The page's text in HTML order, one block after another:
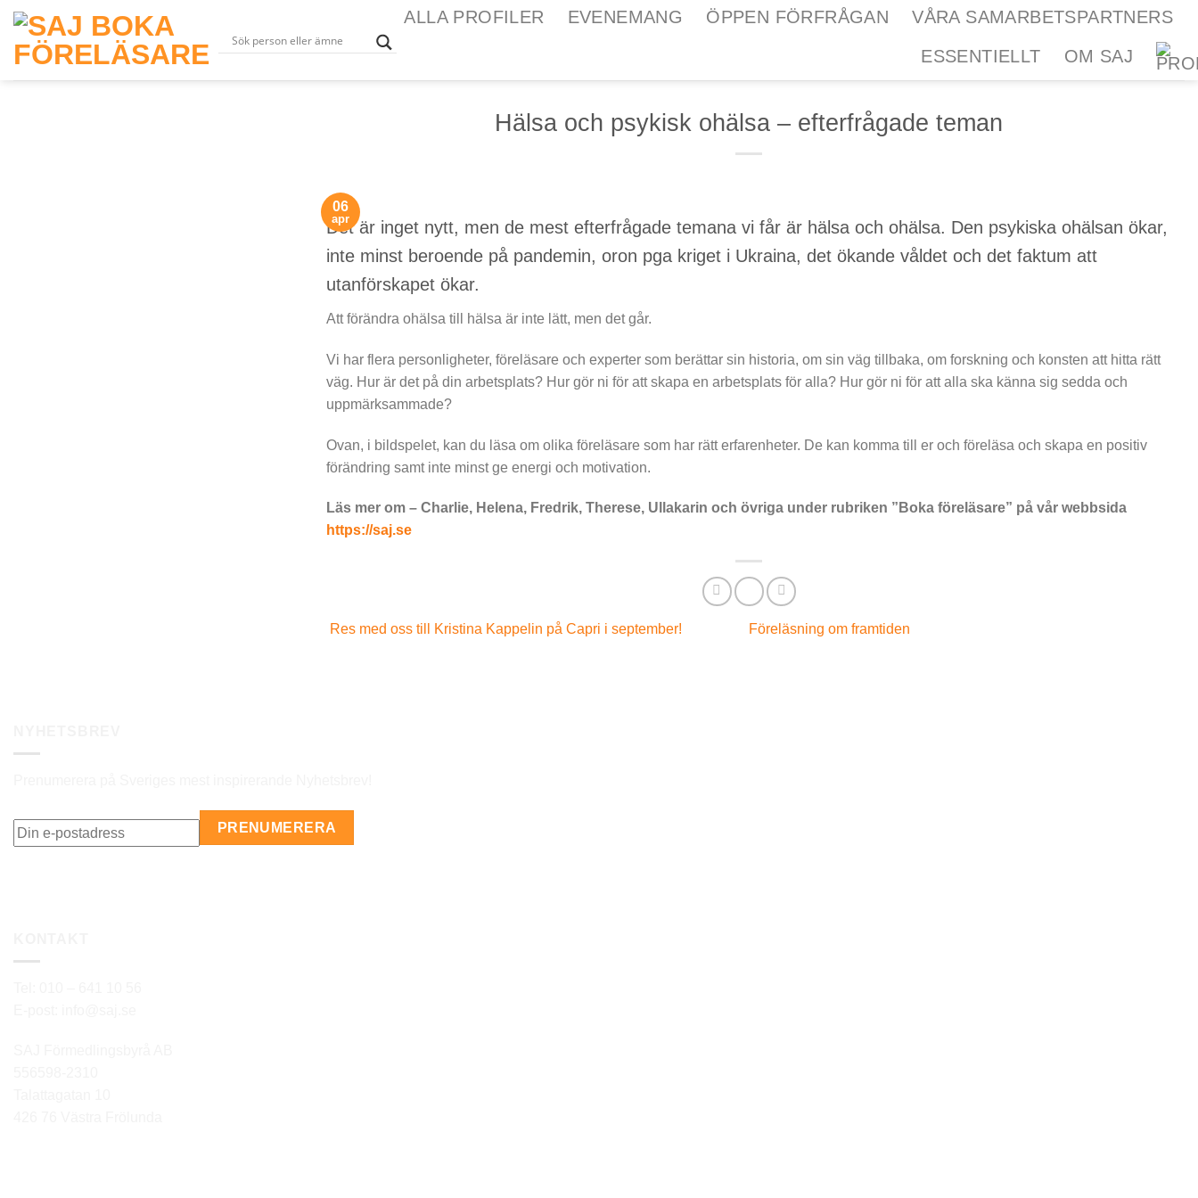
Skip
content
ALLA PROFILER EVENEMANG ÖPPEN FÖRFRÅGAN
VÅRA SAMARBETSPARTNERS
ESSENTIELLT
OM SAJ
Hälsa och psykisk ohälsa – efterfrågade teman
06
apr
Det är inget nytt, men de mest efterfrågade temana vi får är hälsa och ohälsa. Den psykiska ohälsan ökar,
inte minst beroende på pandemin, oron pga kriget i Ukraina, det ökande våldet och det faktum att
utanförskapet ökar.
Att förändra ohälsa till hälsa är inte lätt, men det går.
Vi har flera personligheter, föreläsare och experter som berättar sin historia, om sin väg tillbaka, om forskning och konsten att hitta rätt
väg. Hur är det på din arbetsplats? Hur gör ni för att skapa en arbetsplats för alla? Hur gör ni för att alla ska känna sig sedda och
uppmärksammade?
Ovan, i bildspelet, kan du läsa om olika föreläsare som har rätt erfarenheter. De kan komma till er och föreläsa och skapa en positiv
förändring samt inte minst ge energi och motivation.
Läs mer om – Charlie, Helena, Fredrik, Therese, Ullakarin och övriga under rubriken ”Boka föreläsare” på vår webbsida
https://saj.se
Res med oss till Kristina Kappelin på Capri i september! Föreläsning om framtiden